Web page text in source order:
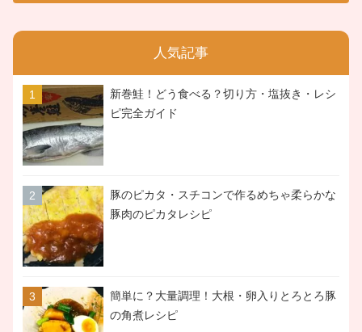
人気記事
新巻鮭！どう食べる？切り方・塩抜き・レシ
ピ完全ガイド
豚のピカタ・スチコンで作るめちゃ柔らかな
豚肉のピカタレシピ
簡単に？大量調理！大根・卵入りとろとろ豚
の角煮レシピ